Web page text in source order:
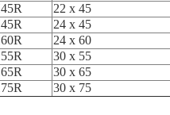
22 x 45
24 x 45
24 x 60
30 x 55
30 x 65
30 x 75